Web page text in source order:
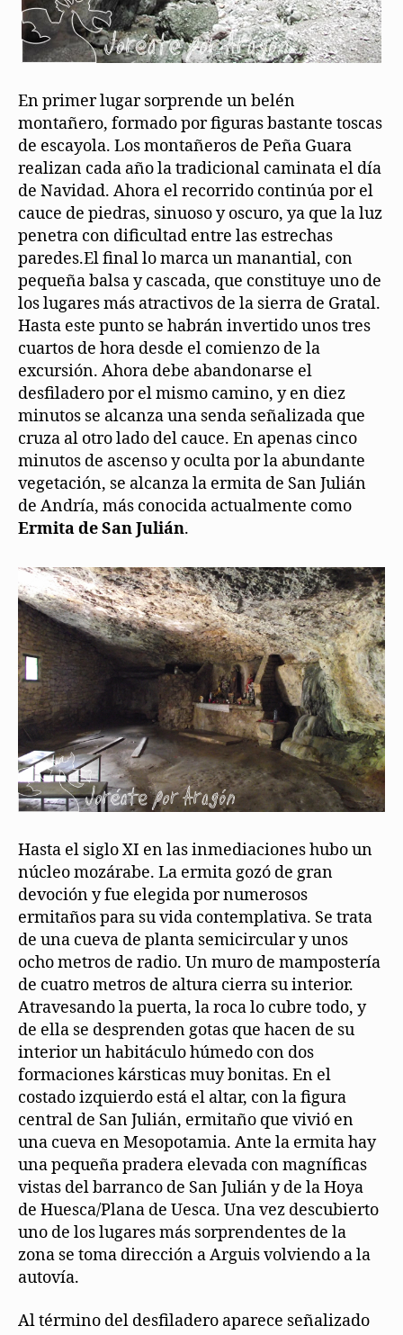
En primer lugar sorprende un belén
montañero, formado por figuras bastante toscas
de escayola. Los montañeros de Peña Guara
realizan cada año la tradicional caminata el día
de Navidad. Ahora el recorrido continúa por el
cauce de piedras, sinuoso y oscuro, ya que la luz
penetra con dificultad entre las estrechas
paredes.El final lo marca un manantial, con
pequeña balsa y cascada, que constituye uno de
los lugares más atractivos de la sierra de Gratal.
Hasta este punto se habrán invertido unos tres
cuartos de hora desde el comienzo de la
excursión. Ahora debe abandonarse el
desfiladero por el mismo camino, y en diez
minutos se alcanza una senda señalizada que
cruza al otro lado del cauce. En apenas cinco
minutos de ascenso y oculta por la abundante
vegetación, se alcanza la ermita de San Julián
de Andría, más conocida actualmente como
Ermita de San Julián.
Hasta el siglo XI en las inmediaciones hubo un
núcleo mozárabe. La ermita gozó de gran
devoción y fue elegida por numerosos
ermitaños para su vida contemplativa. Se trata
de una cueva de planta semicircular y unos
ocho metros de radio. Un muro de mampostería
de cuatro metros de altura cierra su interior.
Atravesando la puerta, la roca lo cubre todo, y
de ella se desprenden gotas que hacen de su
interior un habitáculo húmedo con dos
formaciones kársticas muy bonitas. En el
costado izquierdo está el altar, con la figura
central de San Julián, ermitaño que vivió en
una cueva en Mesopotamia. Ante la ermita hay
una pequeña pradera elevada con magníficas
vistas del barranco de San Julián y de la Hoya
de Huesca/Plana de Uesca. Una vez descubierto
uno de los lugares más sorprendentes de la
zona se toma dirección a Arguis volviendo a la
autovía.
Al término del desfiladero aparece señalizado